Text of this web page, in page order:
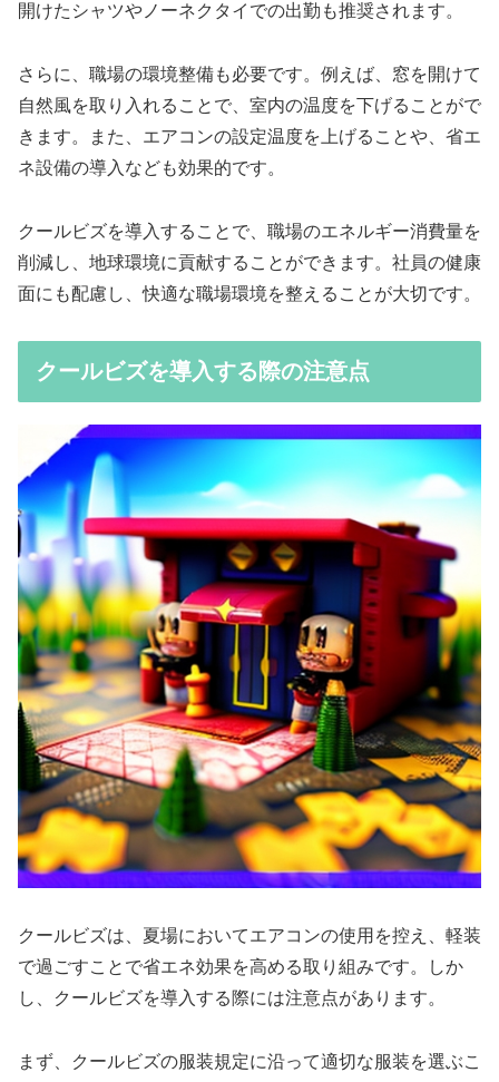
開けたシャツやノーネクタイでの出勤も推奨されます。
さらに、職場の環境整備も必要です。例えば、窓を開けて
自然風を取り入れることで、室内の温度を下げることがで
きます。また、エアコンの設定温度を上げることや、省エ
ネ設備の導入なども効果的です。
クールビズを導入することで、職場のエネルギー消費量を
削減し、地球環境に貢献することができます。社員の健康
面にも配慮し、快適な職場環境を整えることが大切です。
クールビズを導入する際の注意点
クールビズは、夏場においてエアコンの使用を控え、軽装
で過ごすことで省エネ効果を高める取り組みです。しか
し、クールビズを導入する際には注意点があります。
まず、クールビズの服装規定に沿って適切な服装を選ぶこ